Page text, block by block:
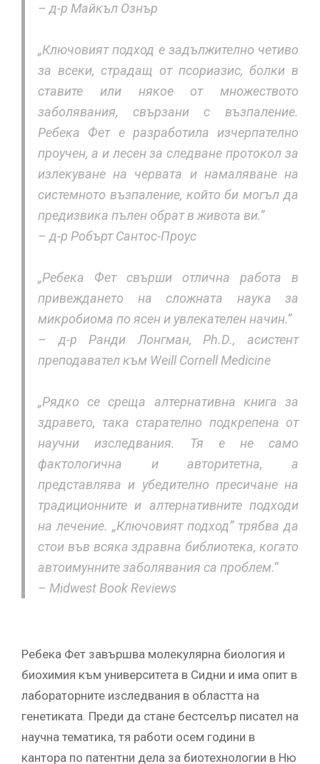
– д-р Майкъл Ознър
„Ключовият подход е задължително четиво
за всеки, страдащ от псориазис, болки в
ставите или някое от множеството
заболявания, свързани с възпаление.
Ребека Фет е разработила изчерпателно
проучен, а и лесен за следване протокол за
излекуване на червата и намаляване на
системното възпаление, който би могъл да
предизвика пълен обрат в живота ви.”
– д-р Робърт Сантос-Проус
„Ребека Фет свърши отлична работа в
привеждането на сложната наука за
микробиома по ясен и увлекателен начин.”
– д-р Ранди Лонгман, Ph.D., асистент
преподавател към Weill Cornell Medicine
„Рядко се среща алтернативна книга за
здравето, така старателно подкрепена от
научни изследвания. Тя е не само
фактологична и авторитетна, а
представлява и убедително пресичане на
традиционните и алтернативните подходи
на лечение. „Ключовият подход” трябва да
стои във всяка здравна библиотека, когато
автоимунните заболявания са проблем.“
– Midwest Book Reviews
Ребека Фет завършва молекулярна биология и
биохимия към университета в Сидни и има опит в
лабораторните изследвания в областта на
генетиката. Преди да стане бестселър писател на
научна тематика, тя работи осем години в
кантора по патентни дела за биотехнологии в Ню